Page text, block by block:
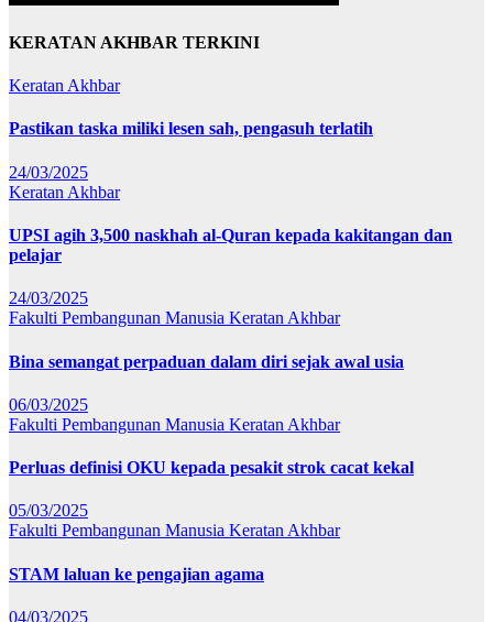
KERATAN AKHBAR TERKINI
Keratan Akhbar
Pastikan taska miliki lesen sah, pengasuh terlatih
24/03/2025
Keratan Akhbar
UPSI agih 3,500 naskhah al-Quran kepada kakitangan dan
pelajar
24/03/2025
Fakulti Pembangunan Manusia Keratan Akhbar
Bina semangat perpaduan dalam diri sejak awal usia
06/03/2025
Fakulti Pembangunan Manusia Keratan Akhbar
Perluas definisi OKU kepada pesakit strok cacat kekal
05/03/2025
Fakulti Pembangunan Manusia Keratan Akhbar
STAM laluan ke pengajian agama
04/03/2025